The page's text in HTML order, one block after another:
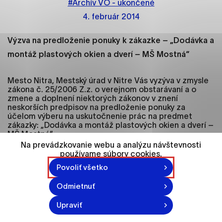
4. február 2014
#Archív VO - ukončené
Výzva na predloženie ponuky k zákazke – „Dodávka a
montáž plastových okien a dverí – MŠ Mostná“
Mesto Nitra, Mestský úrad v Nitre Vás vyzýva v zmysle
zákona č. 25/2006 Z.z. o verejnom obstarávaní a o
zmene a doplnení niektorých zákonov v znení
neskorších predpisov na predloženie ponuky za
účelom výberu na uskutočnenie prác na predmet
zákazky: „Dodávka a montáž plastových okien a dverí –
MŠ Mostná“
Identifikácia verejného obstarávateľa:
_x000D_ Názov: Mesto Nitra
_x000D_ Adresa : Štefánikova trieda 60, 950
_x000D_ IČO: 00308307
_x000D_ DIČ: 2021102853
_x000D_ Kontakt: kancelária prednostu MsÚ,
Na prevádzkovanie webu a analýzu návštevnosti
používame súbory cookies.
Povoliť všetko
Odmietnuť
Upraviť
ako je navigácia na stránke a prístup k
zabezpečeným oblastiam webovej stránky. Bez
fungovať.
Analytické cookies
Analytické cookies pomáhajú prevádzkovateľovi
stránok pochopiť, ako návštevníci stránok stránku
používajú, aby mohol stránky optimalizovať a
ponúknuť im lepšiu skúsenosť. Všetky dáta sa
zbierajú anonymne a nie je možné ich spojiť s
konkrétnou osobou.
Označiť všetko
Uložiť nastavenia
Viac informácií